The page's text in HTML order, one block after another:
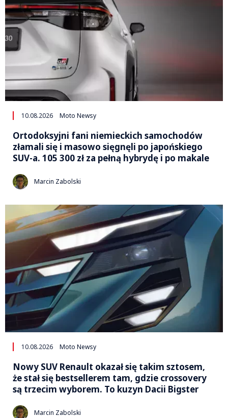
10.08.2026 Moto Newsy
Ortodoksyjni fani niemieckich samochodów
złamali się i masowo sięgnęli po japońskiego
SUV-a. 105 300 zł za pełną hybrydę i po makale
Marcin Zabolski
10.08.2026 Moto Newsy
Nowy SUV Renault okazał się takim sztosem,
że stał się bestsellerem tam, gdzie crossovery
są trzecim wyborem. To kuzyn Dacii Bigster
Marcin Zabolski